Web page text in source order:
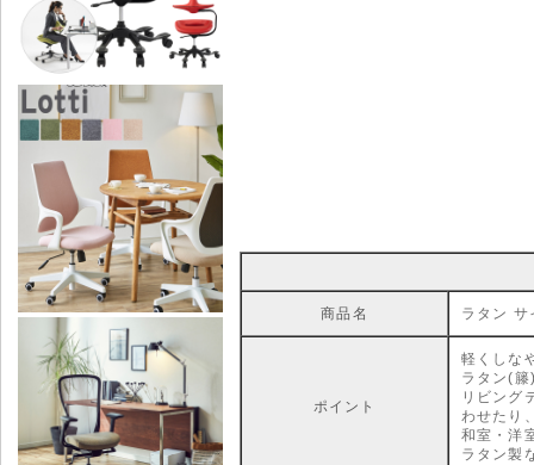
商品名 ラタン
ポイント
軽くしな
ラタン(
リビング
わせたり
和室・洋
ラタン製